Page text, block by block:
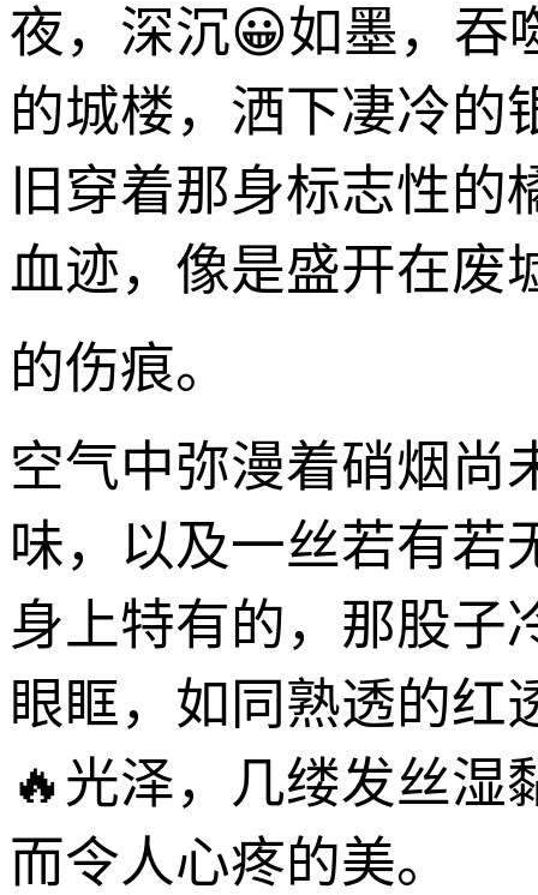
夜，深沉😀如墨，吞
的城楼，洒下凄冷
旧穿着那身标志性
血迹，像是盛开在废
的伤痕。
空气中弥漫着硝烟尚
味，以及一丝若有若
身上特有的，那股子
眼眶，如同熟透的红
🔥光泽，几缕发丝湿
而令人心疼的美。